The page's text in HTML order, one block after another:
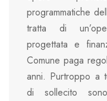
programmatiche
tratta di
progettata e
Comune paga
anni. Purtroppo a
di sollecito